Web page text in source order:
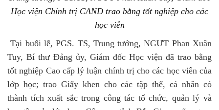
Học viện Chính trị CAND trao bằng tốt nghiệp cho các
học viên
Tại buổi lễ, PGS. TS, Trung tướng, NGƯT Phan Xuân
Tuy, Bí thư Đảng ủy, Giám đốc Học viện đã trao bằng
tốt nghiệp Cao cấp lý luận chính trị cho các học viên của
lớp học; trao Giấy khen cho các tập thể, cá nhân có
thành tích xuất sắc trong công tác tổ chức, quản lý và